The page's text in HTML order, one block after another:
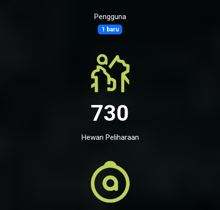
Pengguna
1 baru
730
Hewan Peliharaan